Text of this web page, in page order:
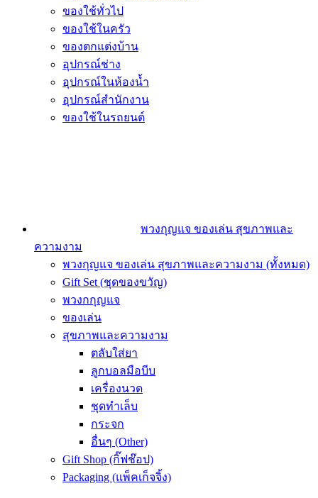
ของใช้ทั่วไป
ของใช้ในครัว
ของตกแต่งบ้าน
อุปกรณ์ช่าง
อุปกรณ์ในห้องน้ำ
อุปกรณ์สำนักงาน
ของใช้ในรถยนต์
พวงกุญแจ ของเล่น สุขภาพและ
ความงาม
พวงกุญแจ ของเล่น สุขภาพและความงาม (ทั้งหมด)
Gift Set (ชุดของขวัญ)
พวงกกุญแจ
ของเล่น
สุขภาพและความงาม
ตลับใส่ยา
ลูกบอลมือบีบ
เครื่องนวด
ชุดทำเล็บ
กระจก
อื่นๆ (Other)
Gift Shop (กิ๊ฟช๊อป)
Packaging (แพ็คเก็จจิ้ง)